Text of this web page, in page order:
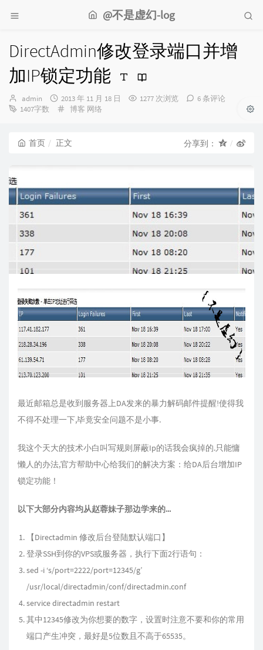
@不是虚幻-log
DirectAdmin修改登录端口并增
加IP锁定功能
博
主：
admin
发
布
2013 年 11 月 18 日 1277 次浏览
6 条评论
1407字数
分
博客 网络
首页 正文 分享到：
最近邮箱总是收到服务器上DA发来的暴力解码邮件提醒!使得我
不得不处理一下,毕竟安全问题不是小事.
我这个天大的技术小白叫写规则屏蔽Ip的话我会疯掉的.只能慵
懒人的办法,官方帮助中心给我们的解决方案：给DA后台增加IP
锁定功能！
以下大部分内容均从赵蓉妹子那边学来的...
【Directadmin 修改后台登陆默认端口】
登录SSH到你的VPS或服务器，执行下面2行语句：
sed -i ‘s/port=2222/port=12345/g’
/usr/local/directadmin/conf/directadmin.conf
service directadmin restart
其中12345修改为你想要的数字，设置时注意不要和你的常用
端口产生冲突，最好是5位数且不高于65535。